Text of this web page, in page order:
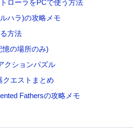
ローラをPCで使う方法
ハラ)の攻略メモ
方法
憶の場所のみ)
クションパズル
クエストまとめ
Fathersの攻略メモ